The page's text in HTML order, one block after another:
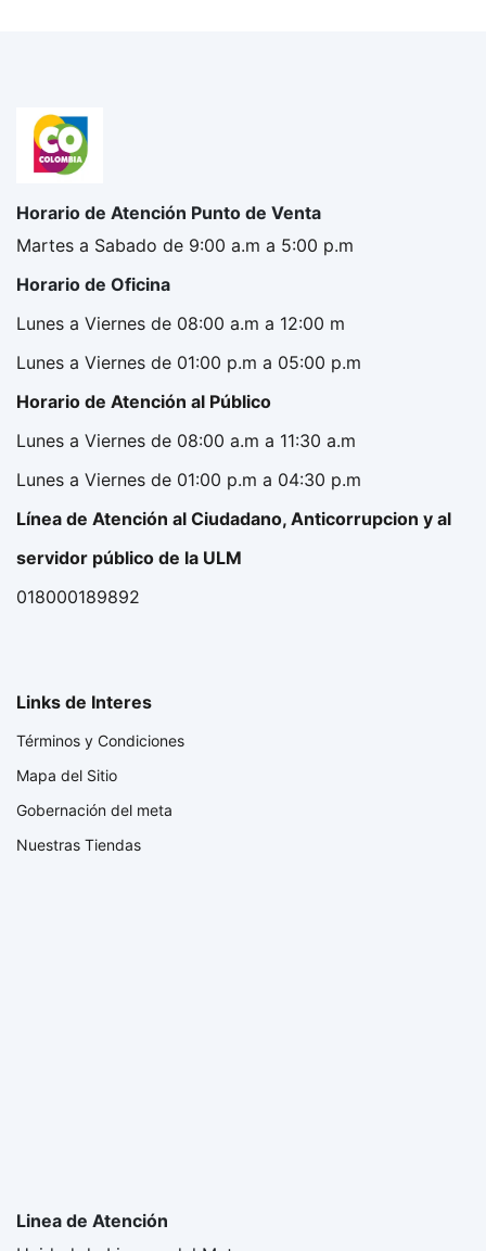
Horario de Atención Punto de Venta
Martes a Sabado de 9:00 a.m a 5:00 p.m
Horario de Oficina
Lunes a Viernes de 08:00 a.m a 12:00 m
Lunes a Viernes de 01:00 p.m a 05:00 p.m
Horario de Atención al Público
Lunes a Viernes de 08:00 a.m a 11:30 a.m
Lunes a Viernes de 01:00 p.m a 04:30 p.m
Línea de Atención al Ciudadano, Anticorrupcion y al
servidor público de la ULM
018000189892
Links de Interes
Términos y Condiciones
Mapa del Sitio
Gobernación del meta
Nuestras Tiendas
Linea de Atención